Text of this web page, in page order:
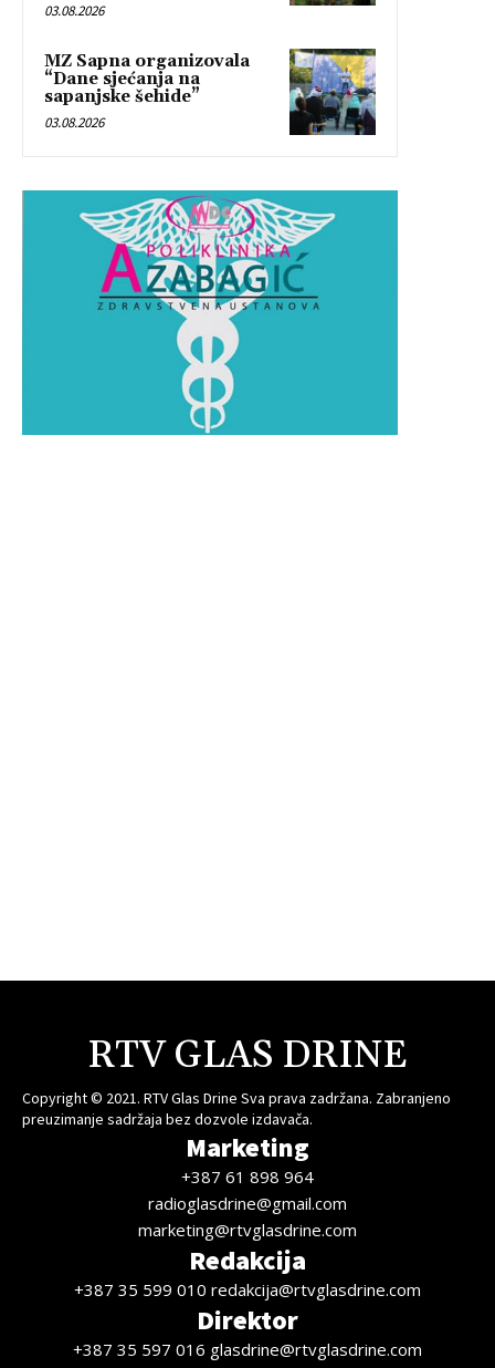
03.08.2026
MZ Sapna organizovala
“Dane sjećanja na
sapanjske šehide”
03.08.2026
RTV GLAS DRINE
Copyright © 2021. RTV Glas Drine Sva prava zadržana. Zabranjeno
preuzimanje sadržaja bez dozvole izdavača.
Marketing
+387 61 898 964
radioglasdrine@gmail.com
marketing@rtvglasdrine.com
Redakcija
+387 35 599 010 redakcija@rtvglasdrine.com
Direktor
+387 35 597 016 glasdrine@rtvglasdrine.com